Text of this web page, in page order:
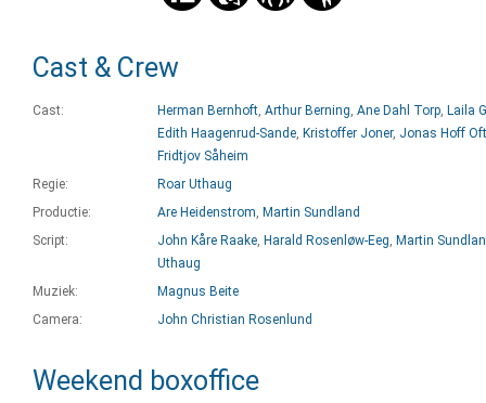
Cast & Crew
Cast: Herman Bernhoft, Arthur Berning, Ane Dahl Torp, Laila
Edith Haagenrud-Sande, Kristoffer Joner, Jonas Hoff
Fridtjov Såheim
Regie:
Roar Uthaug
Productie:
Are Heidenstrom, Martin Sundland
Script:
John Kåre Raake, Harald Rosenløw-Eeg, Martin
Uthaug
Muziek:
Magnus Beite
Camera:
John Christian Rosenlund
Weekend boxoffice